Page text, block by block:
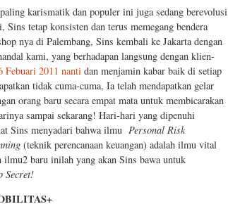
karismatik dan populer ini juga sedang berevolusi
tetap konsisten dan terus memegang bendera
nya di Palembang, Sins kembali ke Jakarta dengan
kami, yang berhadapan langsung dengan klien-
Febuari 2011 nanti dan menjamin kabar baik di setiap
tidak cuma-cuma, Ia telah mendapatkan gelar
orang baru secara empat mata untuk membicarakan
sampai sekarang! Hari-hari yang dipenuhi
Sins menyadari bahwa ilmu Personal Risk
(teknik perencanaan keuangan) adalah ilmu vital
ilmu2 baru inilah yang akan Sins bawa untuk
Secret!